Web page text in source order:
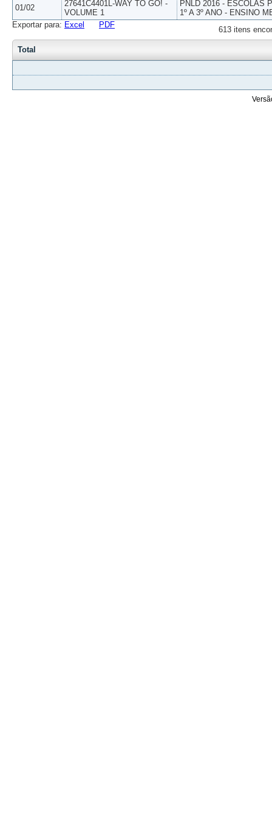
01/02
27641C4401L-WAY TO GO! -
VOLUME 1
PNLD 2016 - ESCOLAS
1º A 3º ANO - ENSINO
613 itens
Exportar para: Excel PDF
Total